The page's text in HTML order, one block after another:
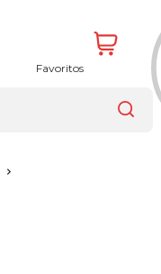
Favoritos